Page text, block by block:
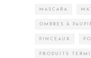
MASCARA
OMBRES À
PINCEAUX
PRODUITS